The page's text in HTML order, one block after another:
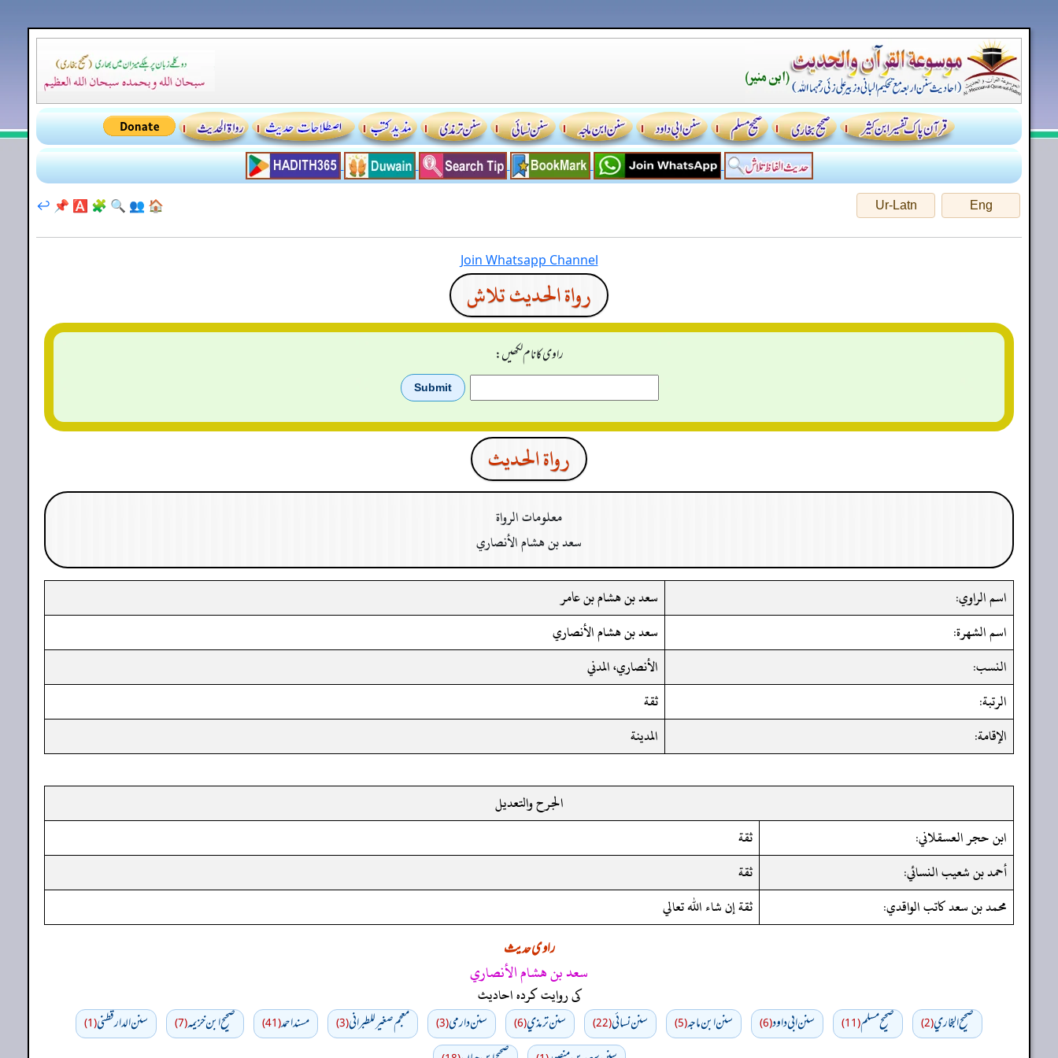
Eng
Ur-Latn
🏠
👥
🔍
🧩
🅰️
📌
↩️
Join Whatsapp Channel
رواة الحديث تلاش
راوی کا نام لکھیں:
رواة الحدیث
معلومات الرواة
سعد بن هشام الأنصاري
اسم الراوي:
سعد بن هشام بن عامر
اسم الشهرة:
سعد بن هشام الأنصاري
النسب:
الأنصاري، المدني
الرتبة:
ثقة
الإقامة:
المدينة
الجرح والتعديل
ابن حجر العسقلاني:
ثقة
أحمد بن شعيب النسائي:
ثقة
محمد بن سعد كاتب الواقدي:
ثقة إن شاء الله تعالي
راوی حدیث
سعد بن هشام الأنصاري
کی روایت کردہ احادیث
صحيح البخاري(2) صحيح مسلم(11) سنن ابي داود(6) سنن ابن ماجه(5) سنن نسائي(22) سنن ترمذي(6) سنن دارمي(3) معجم صغير للطبراني(3) مسند احمد(41) صحيح ابن خزيمه(7) سنن الدارقطني(1)